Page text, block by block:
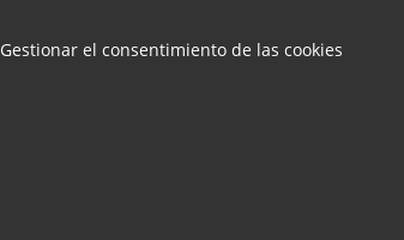
Gestionar el consentimiento de las cookies